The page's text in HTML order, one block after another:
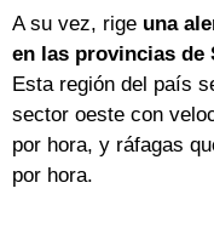
A su vez, rige una
en las provincias de
Esta región del país
sector oeste con
por hora, y ráfagas
por hora.